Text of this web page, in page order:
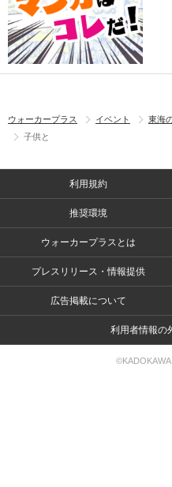
ウォーカープラス イベント 東海
子供と
利用規約
推奨環境
ウォーカープラスとは
プレスリリース・情報提供
広告掲載について
利用者情報の